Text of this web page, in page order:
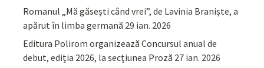
Romanul „Mă găsești când vrei”, de Lavinia Braniște, a
apărut în limba germană 29 ian. 2026
Editura Polirom organizează Concursul anual de
debut, ediția 2026, la secțiunea Proză 27 ian. 2026